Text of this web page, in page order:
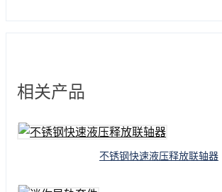
相关产品
不锈钢快速液压释放联轴器